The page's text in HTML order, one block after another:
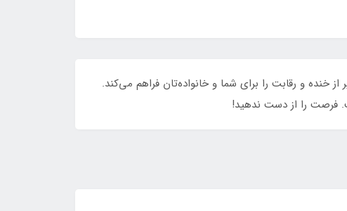
و رقابت را برای شما و خانواده‌تان فراهم می‌کند.
فرصت را از دست ندهید!